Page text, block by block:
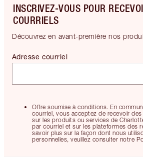
INSCRIVEZ-VOUS POUR
COURRIELS
Découvrez en avant-première nos
Offre soumise à conditions. En
courriel, vous acceptez de recevoir
sur les produits ou services de
par courriel et sur les plateformes des
savoir plus sur la façon dont nous
personnelles, veuillez consulter notre
Adresse courriel